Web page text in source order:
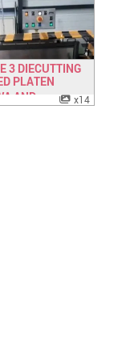
a look
3 DIECUTTING
PLATEN
AND
10
x14